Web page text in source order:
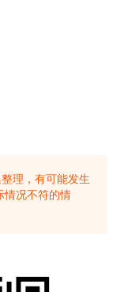
理，有可能发生
情况不符的情